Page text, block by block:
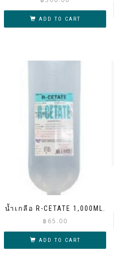
ADD TO CART
น้ำเกลือ R-CETATE 1,000ML.
฿ 65.00
ADD TO CART